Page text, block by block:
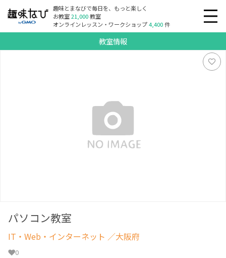
趣味とまなびで毎日を、もっと楽しく
お教室21,000教室
オンラインレッスン・ワークショップ4,400件
教室情報
パソコン教室
IT・Web・インターネット ／大阪府
0